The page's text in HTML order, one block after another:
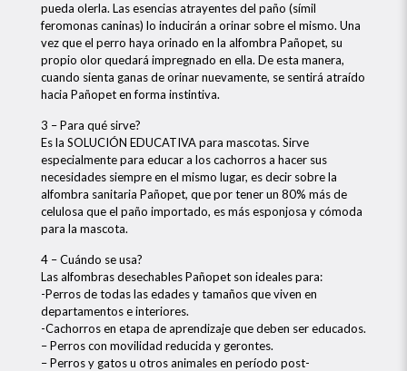
pueda olerla. Las esencias atrayentes del paño (símil
feromonas caninas) lo inducirán a orinar sobre el mismo. Una
vez que el perro haya orinado en la alfombra Pañopet, su
propio olor quedará impregnado en ella. De esta manera,
cuando sienta ganas de orinar nuevamente, se sentirá atraído
hacia Pañopet en forma instintiva.
3 – Para qué sirve?
Es la SOLUCIÓN EDUCATIVA para mascotas. Sirve
especialmente para educar a los cachorros a hacer sus
necesidades siempre en el mismo lugar, es decir sobre la
alfombra sanitaria Pañopet, que por tener un 80% más de
celulosa que el paño importado, es más esponjosa y cómoda
para la mascota.
4 – Cuándo se usa?
Las alfombras desechables Pañopet son ideales para:
-Perros de todas las edades y tamaños que viven en
departamentos e interiores.
-Cachorros en etapa de aprendizaje que deben ser educados.
– Perros con movilidad reducida y gerontes.
– Perros y gatos u otros animales en período post-